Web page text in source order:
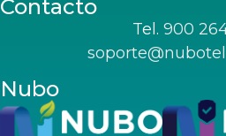
Contacto
Tel. 900
Nubo